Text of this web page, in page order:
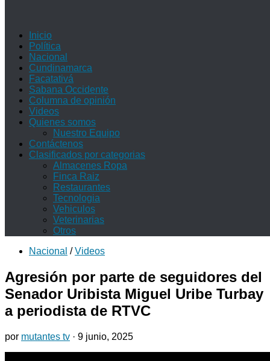
Inicio
Política
Nacional
Cundinamarca
Facatativá
Sabana Occidente
Columna de opinión
Videos
Quienes somos
Nuestro Equipo
Contáctenos
Clasificados por categorias
Almacenes Ropa
Finca Raiz
Restaurantes
Tecnologia
Vehiculos
Veterinarias
Otros
Nacional / Videos
Agresión por parte de seguidores del
Senador Uribista Miguel Uribe Turbay
a periodista de RTVC
por mutantes tv · 9 junio, 2025